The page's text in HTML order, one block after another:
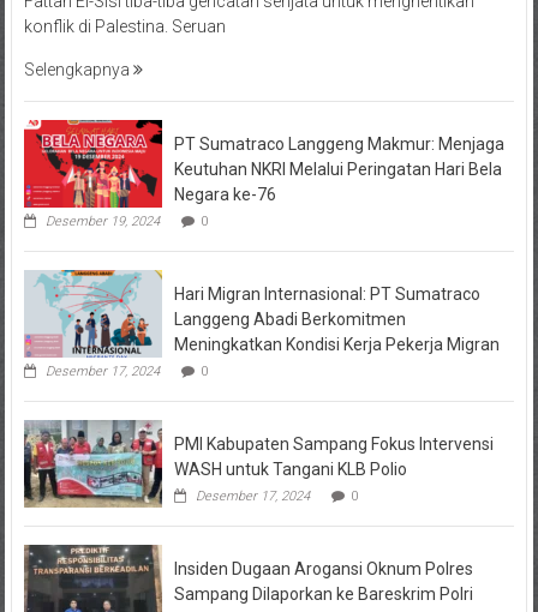
konflik di Palestina. Seruan
Selengkapnya
PT Sumatraco Langgeng Makmur: Menjaga
Keutuhan NKRI Melalui Peringatan Hari Bela
Negara ke-76
Desember 19, 2024 0
Hari Migran Internasional: PT Sumatraco
Langgeng Abadi Berkomitmen
Meningkatkan Kondisi Kerja Pekerja Migran
Desember 17, 2024 0
PMI Kabupaten Sampang Fokus Intervensi
WASH untuk Tangani KLB Polio
Desember 17, 2024 0
Insiden Dugaan Arogansi Oknum Polres
Sampang Dilaporkan ke Bareskrim Polri